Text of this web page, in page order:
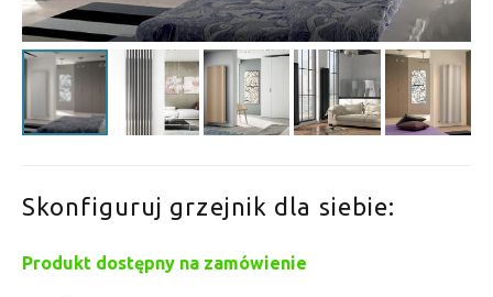
Skonfiguruj grzejnik dla siebie:
Produkt dostępny na zamówienie